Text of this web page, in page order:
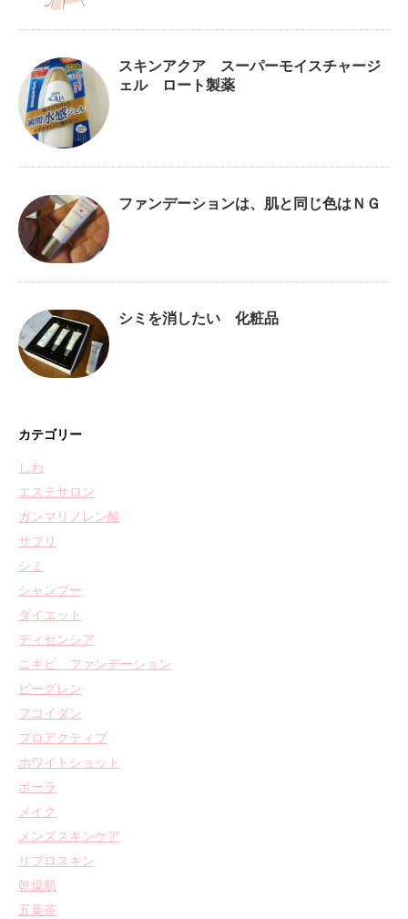
スキンアクア スーパーモイスチャージ
ェル ロート製薬
ファンデーションは、肌と同じ色はＮＧ
シミを消したい 化粧品
カテゴリー
しわ
エステサロン
ガンマリノレン酸
サプリ
シミ
シャンプー
ダイエット
ディセンシア
ニキビ ファンデーション
ビーグレン
フコイダン
プロアクティブ
ホワイトショット
ポーラ
メイク
メンズスキンケア
リプロスキン
乾燥肌
五葉茶